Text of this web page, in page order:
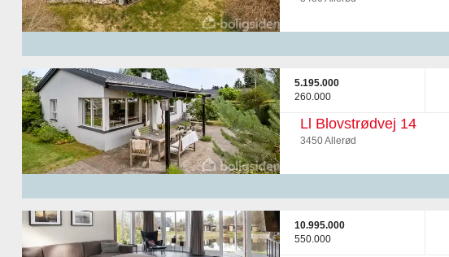
5.195.000
260.000
Ll Blovstrødvej 14
3450 Allerød
10.995.000
550.000